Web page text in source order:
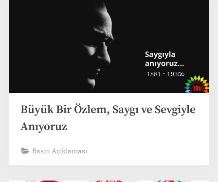
Büyük Bir Özlem, Saygı ve Sevgiyle
Anıyoruz
Basın Açıklaması